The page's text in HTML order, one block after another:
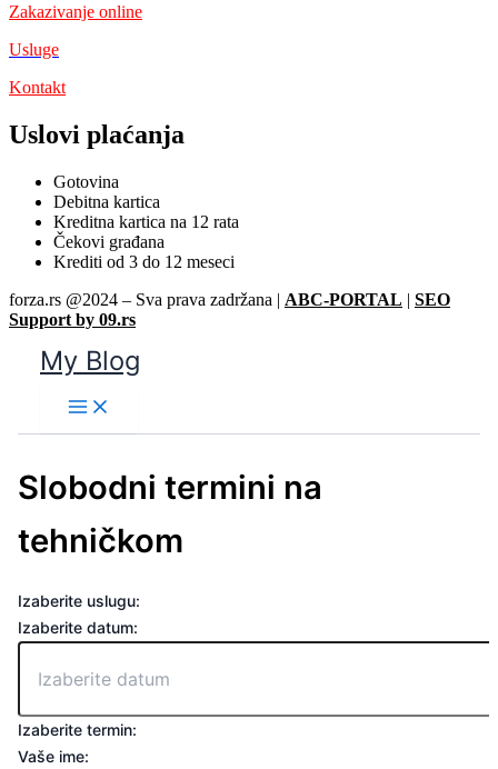
Zakazivanje online
Usluge
Kontakt
Uslovi plaćanja
Gotovina
Debitna kartica
Kreditna kartica na 12 rata
Čekovi građana
Krediti od 3 do 12 meseci
forza.rs @2024 – Sva prava zadržana | ABC-PORTAL | SEO
Support by 09.rs